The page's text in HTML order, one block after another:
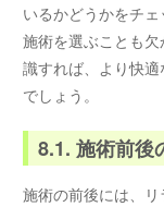
いるかどうかをチ
施術を選ぶことも
識すれば、より快
でしょう。
8.1. 施術前後
施術の前後には、